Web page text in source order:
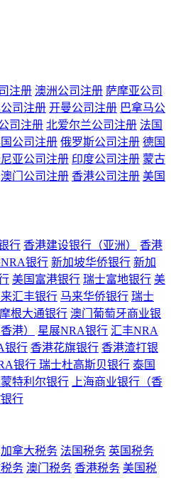
注册 澳洲公司注册 萨摩亚公司
司注册 开曼公司注册 巴拿马公
司注册 北爱尔兰公司注册 法国
公司注册 俄罗斯公司注册 德国
亚公司注册 印度公司注册 蒙古
澳门公司注册 香港公司注册 美国
行 香港建设银行（亚洲）
香港
银行 新加坡华侨银行 新加
美国富港银行 瑞士富地银行 美
汇丰银行 马来华侨银行 瑞士
根大通银行 澳门葡萄牙商业银
港） 星展NRA银行 汇丰NRA
银行 香港花旗银行 香港渣打银
银行 瑞士杜高斯贝银行 泰国
特利尔银行
上海商业银行（香
行
加拿大税务 法国税务 英国税务
务 澳门税务 香港税务 美国税